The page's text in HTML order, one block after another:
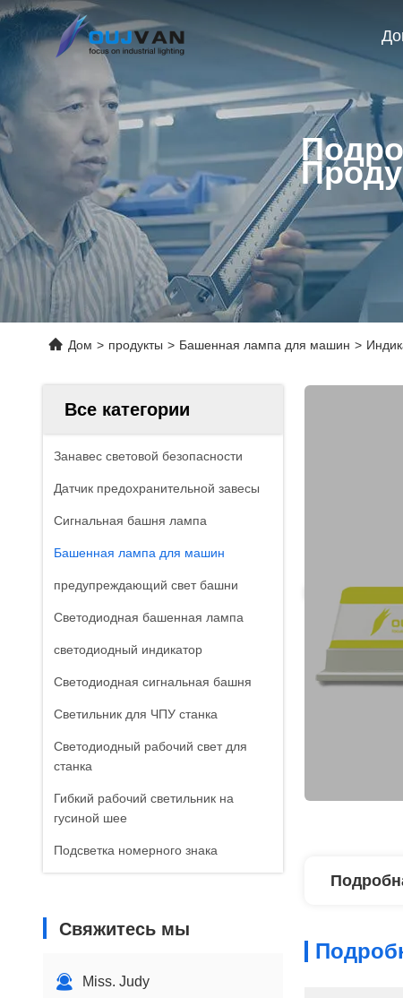
Дом > продукты > Башенная лампа для машин >
Все категории
Занавес световой безопасности
Датчик предохранительной завесы
Сигнальная башня лампа
Башенная лампа для машин
предупреждающий свет башни
Светодиодная башенная лампа
светодиодный индикатор
Светодиодная сигнальная башня
Светильник для ЧПУ станка
Светодиодный рабочий свет для
станка
Гибкий рабочий светильник на
гусиной шее
Подсветка номерного знака
Свяжитесь мы
Miss. Judy